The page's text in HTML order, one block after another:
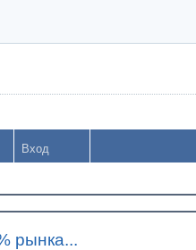
Вход
рынка...